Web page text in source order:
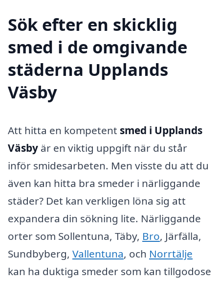
Sök efter en skicklig
smed i de omgivande
städerna Upplands
Väsby
Att hitta en kompetent smed i Upplands
Väsby är en viktig uppgift när du står
inför smidesarbeten. Men visste du att du
även kan hitta bra smeder i närliggande
städer? Det kan verkligen löna sig att
expandera din sökning lite. Närliggande
orter som Sollentuna, Täby, Bro, Järfälla,
Sundbyberg, Vallentuna, och Norrtälje
kan ha duktiga smeder som kan tillgodose